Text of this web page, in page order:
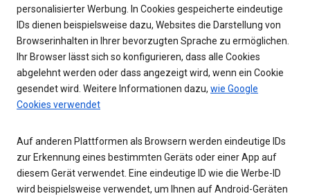
personalisierter Werbung. In Cookies gespeicherte eindeutige
IDs dienen beispielsweise dazu, Websites die Darstellung von
Browserinhalten in Ihrer bevorzugten Sprache zu ermöglichen.
Ihr Browser lässt sich so konfigurieren, dass alle Cookies
abgelehnt werden oder dass angezeigt wird, wenn ein Cookie
gesendet wird. Weitere Informationen dazu, wie Google
Cookies verwendet
Auf anderen Plattformen als Browsern werden eindeutige IDs
zur Erkennung eines bestimmten Geräts oder einer App auf
diesem Gerät verwendet. Eine eindeutige ID wie die Werbe-ID
wird beispielsweise verwendet, um Ihnen auf Android-Geräten